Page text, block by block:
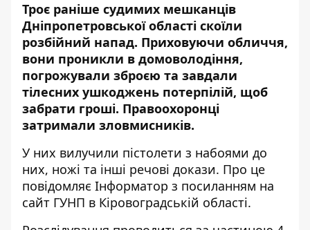
Троє раніше судимих мешканців
Дніпропетровської області скоїли
розбійний напад. Приховуючи обличчя,
вони проникли в домоволодіння,
погрожували зброєю та завдали
тілесних ушкоджень потерпілій, щоб
забрати гроші. Правоохоронці
затримали зловмисників.
У них вилучили пістолети з набоями до
них, ножі та інші речові докази. Про це
повідомляє Інформатор з посиланням на
сайт ГУНП в Кіровоградській області.